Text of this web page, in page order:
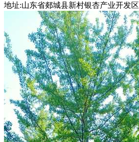
地址:山东省郯城县新村银杏产业开发区